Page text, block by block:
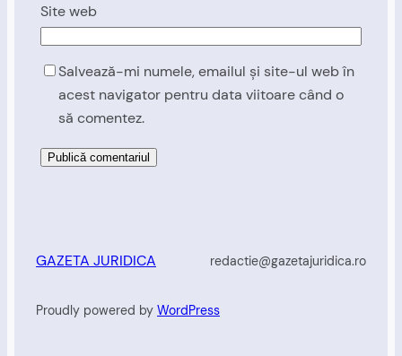
Site web
Salvează-mi numele, emailul și site-ul web în
acest navigator pentru data viitoare când o
să comentez.
GAZETA JURIDICA redactie@gazetajuridica.ro
Proudly powered by WordPress